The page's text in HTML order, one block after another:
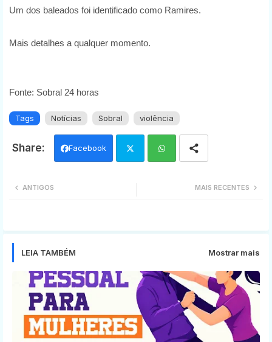
Um dos baleados foi identificado como Ramires.
Mais detalhes a qualquer momento.
Fonte: Sobral 24 horas
Tags Notícias Sobral violência
Facebook
MAIS RECENTES
ANTIGOS
LEIA TAMBÉM Mostrar mais